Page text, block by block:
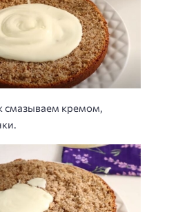
смазываем кремом,